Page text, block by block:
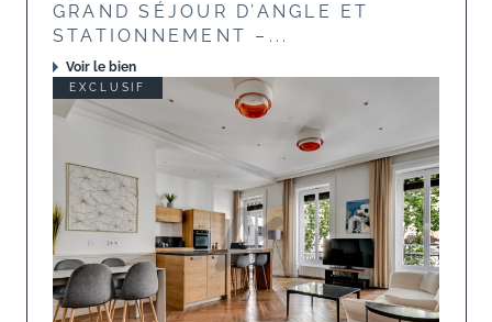
GRAND SÉJOUR D’ANGLE ET
STATIONNEMENT –...
Voir le bien
EXCLUSIF